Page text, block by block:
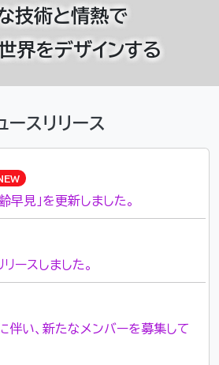
技術と情熱で
界をデザインする
ースリリース
見」を更新しました。
スしました。
伴い、新たなメンバーを募集して